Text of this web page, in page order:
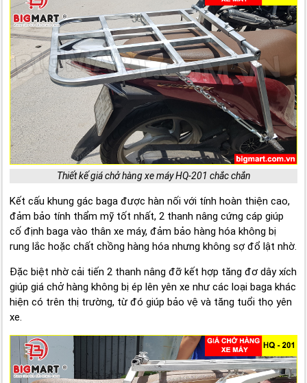
Thiết kế giá chở hàng xe máy HQ-201 chắc chắn
Kết cấu khung gác baga được hàn nối với tính hoàn thiện cao,
đảm bảo tính thẩm mỹ tốt nhất, 2 thanh nâng cứng cáp giúp
cố định baga vào thân xe máy, đảm bảo hàng hóa không bị
rung lắc hoặc chất chồng hàng hóa nhưng không sợ đổ lật nhờ.
Đặc biệt nhờ cải tiến 2 thanh nâng đỡ kết hợp tăng đơ dây xích
giúp giá chở hàng không bị ép lên yên xe như các loại baga khác
hiện có trên thị trường, từ đó giúp bảo vệ và tăng tuổi thọ yên
xe.